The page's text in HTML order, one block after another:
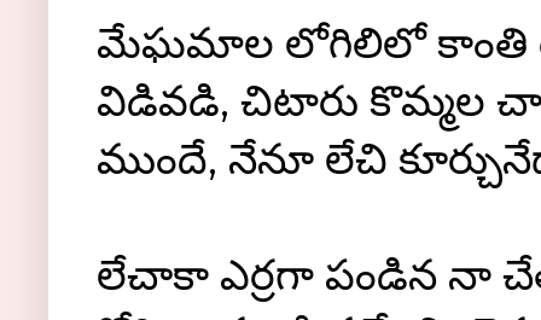
మేఘమాల లోగిలిలో కాంతి
విడివడి, చిటారు కొమ్మల
ముందే, నేనూ లేచి
లేచాకా ఎర్రగా పండిన నా